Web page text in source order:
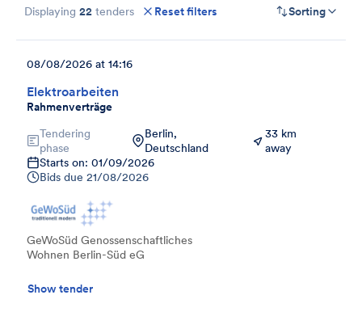
Displaying 22 tenders Reset filters Sorting
Elektroarbeiten
Rahmenverträge
08/08/2026 at 14:16
Tendering
phase
Berlin,
Deutschland
33 km
away
Starts on: 01/09/2026
Bids due 21/08/2026
GeWoSüd Genossenschaftliches
Wohnen Berlin-Süd eG
Show tender